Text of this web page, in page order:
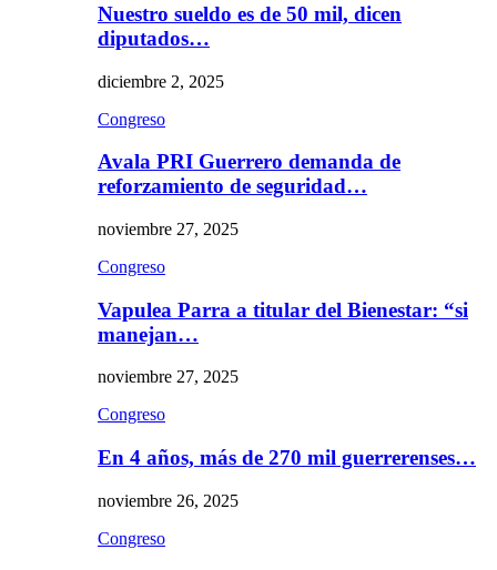
Nuestro sueldo es de 50 mil, dicen
diputados…
diciembre 2, 2025
Congreso
Avala PRI Guerrero demanda de
reforzamiento de seguridad…
noviembre 27, 2025
Congreso
Vapulea Parra a titular del Bienestar: “si
manejan…
noviembre 27, 2025
Congreso
En 4 años, más de 270 mil guerrerenses…
noviembre 26, 2025
Congreso